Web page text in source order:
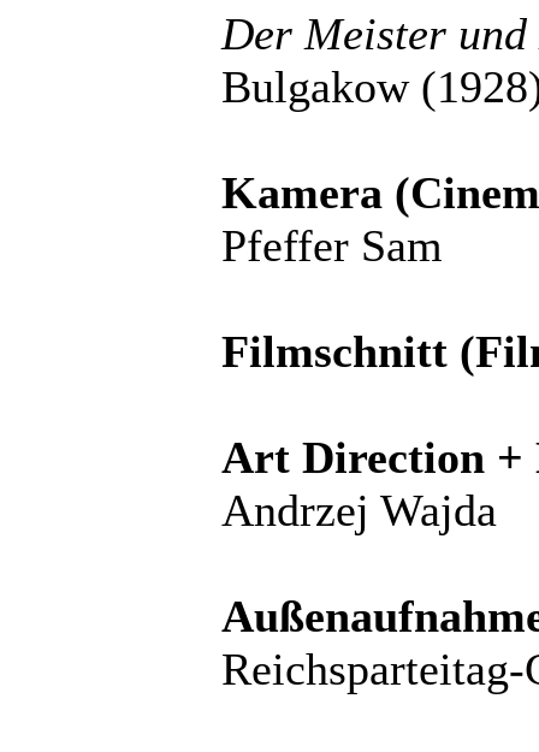
Der Meister
Bulgakow
Kamera
Pfeffer Sam
Filmschnitt
Art Direction +
Andrzej Wajda